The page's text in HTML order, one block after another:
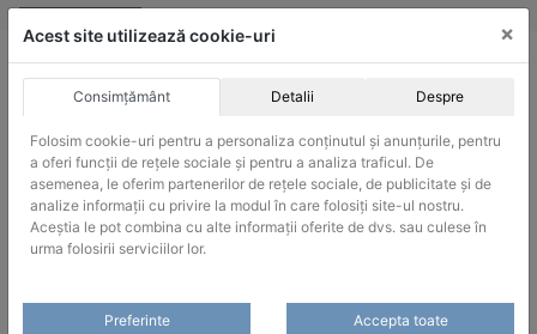
Skip
ACHIZITII PUBLICE
Produsele pot fi achizitionate si in sistemul SEAP / SICAP
Products
Acest site utilizează cookie-uri ×
Consimțământ Detalii Despre
Folosim cookie-uri pentru a personaliza conținutul și anunțurile, pentru
a oferi funcții de rețele sociale și pentru a analiza traficul. De
asemenea, le oferim partenerilor de rețele sociale, de publicitate și de
analize informații cu privire la modul în care folosiți site-ul nostru.
Aceștia le pot combina cu alte informații oferite de dvs. sau culese în
urma folosirii serviciilor lor.
Preferinte Accepta toate